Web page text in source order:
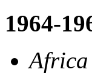
1964-
Africa